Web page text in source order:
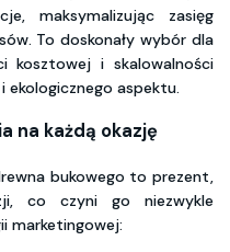
maksymalizując zasięg
To doskonały wybór dla
kosztowej i skalowalności
ekologicznego aspektu.
na każdą okazję
bukowego to prezent,
co czyni go niezwykle
marketingowej: